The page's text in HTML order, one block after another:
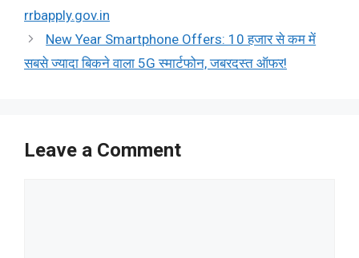
rrbapply.gov.in
New Year Smartphone Offers: 10 हजार से कम में
सबसे ज्यादा बिकने वाला 5G स्मार्टफोन, जबरदस्त ऑफर!
Leave a Comment